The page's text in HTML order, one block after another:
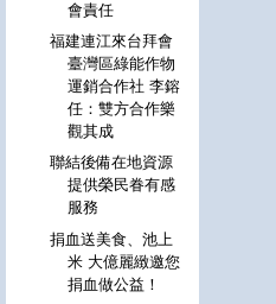
會責任
福建連江來台拜會
臺灣區綠能作物
運銷合作社 李鎔
任：雙方合作樂
觀其成
聯結後備在地資源
提供榮民眷有感
服務
捐血送美食、池上
米 大億麗緻邀您
捐血做公益！